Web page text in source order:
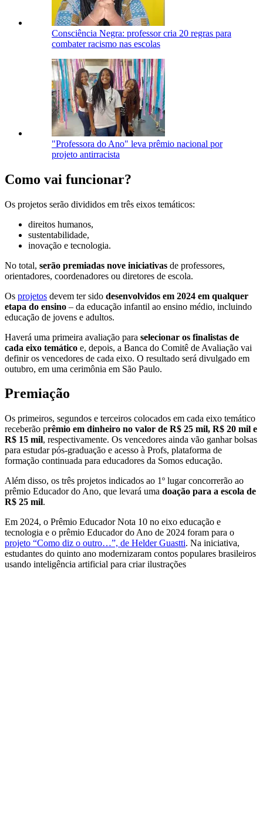
Consciência Negra: professor cria 20 regras para
combater racismo nas escolas
"Professora do Ano" leva prêmio nacional por
projeto antirracista
Como vai funcionar?
Os projetos serão divididos em três eixos temáticos:
direitos humanos,
sustentabilidade,
inovação e tecnologia.
No total, serão premiadas nove iniciativas de professores,
orientadores, coordenadores ou diretores de escola.
Os projetos devem ter sido desenvolvidos em 2024 em qualquer
etapa do ensino – da educação infantil ao ensino médio, incluindo
educação de jovens e adultos.
Haverá uma primeira avaliação para selecionar os finalistas de
cada eixo temático e, depois, a Banca do Comitê de Avaliação vai
definir os vencedores de cada eixo. O resultado será divulgado em
outubro, em uma cerimônia em São Paulo.
Premiação
Os primeiros, segundos e terceiros colocados em cada eixo temático
receberão prêmio em dinheiro no valor de R$ 25 mil, R$ 20 mil e
R$ 15 mil, respectivamente. Os vencedores ainda vão ganhar bolsas
para estudar pós-graduação e acesso à Profs, plataforma de
formação continuada para educadores da Somos educação.
Além disso, os três projetos indicados ao 1º lugar concorrerão ao
prêmio Educador do Ano, que levará uma doação para a escola de
R$ 25 mil.
Em 2024, o Prêmio Educador Nota 10 no eixo educação e
tecnologia e o prêmio Educador do Ano de 2024 foram para o
projeto “Como diz o outro…”, de Helder Guastti. Na iniciativa,
estudantes do quinto ano modernizaram contos populares brasileiros
usando inteligência artificial para criar ilustrações